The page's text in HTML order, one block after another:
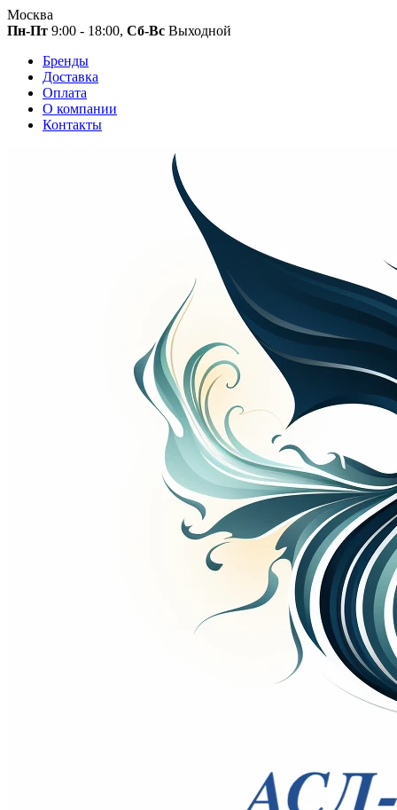
Москва
Пн-Пт 9:00 - 18:00, Сб-Вс Выходной
Бренды
Доставка
Оплата
О компании
Контакты